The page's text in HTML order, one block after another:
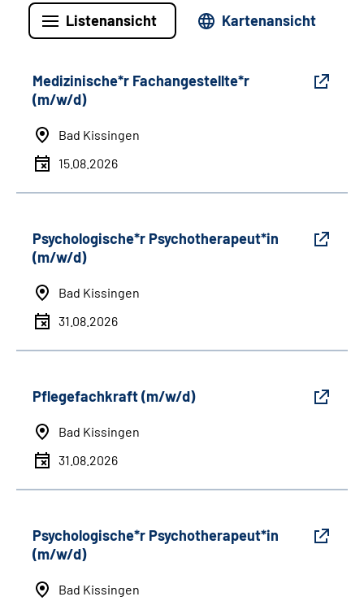
Listenansicht Kartenansicht
Medizinische*r Fachangestellte*r
(m/w/d)
Bad Kissingen
15.08.2026
Psychologische*r Psychotherapeut*in
(m/w/d)
Bad Kissingen
31.08.2026
Pflegefachkraft (m/w/d)
Bad Kissingen
31.08.2026
Psychologische*r Psychotherapeut*in
(m/w/d)
Bad Kissingen